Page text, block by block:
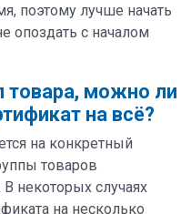
поэтому лучше начать
опоздать с началом
товара, можно ли
на всё?
на конкретный
товаров
В некоторых случаях
на несколько